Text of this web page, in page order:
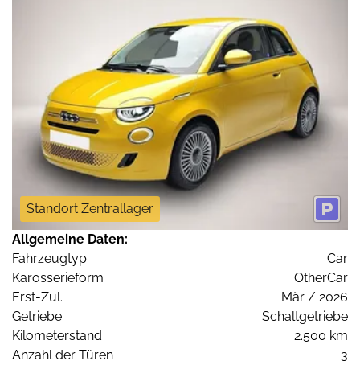
Standort Zentrallager
Allgemeine Daten:
Fahrzeugtyp
Car
Karosserieform
OtherCar
Erst-Zul.
Mär / 2026
Getriebe
Schaltgetriebe
Kilometerstand
2.500 km
Anzahl der Türen
3